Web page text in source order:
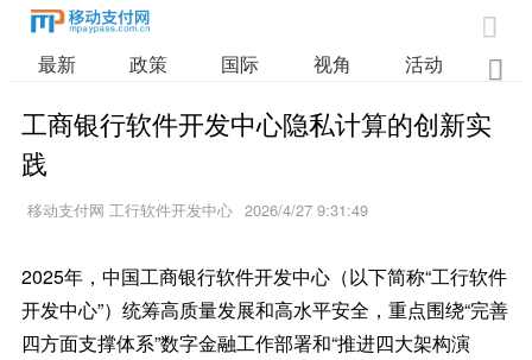

最新 政策 国际 视角 活动 业

工商银行软件开发中心隐私计算的创新实
践
移动支付网 工行软件开发中心 2026/4/27 9:31:49
2025年，中国工商银行软件开发中心（以下简称“工行软件
开发中心”）统筹高质量发展和高水平安全，重点围绕“完善
四方面支撑体系”数字金融工作部署和“推进四大架构演